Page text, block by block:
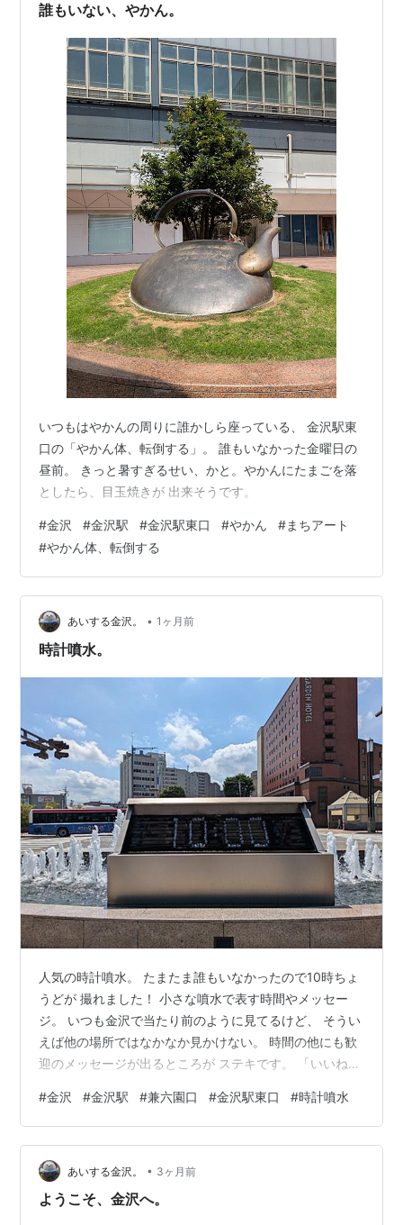
誰もいない、やかん。
いつもはやかんの周りに誰かしら座っている、 金沢駅東
口の「やかん体、転倒する」。 誰もいなかった金曜日の
昼前。 きっと暑すぎるせい、かと。やかんにたまごを落
としたら、目玉焼きが 出来そうです。
#金沢 #金沢駅 #金沢駅東口 #やかん #まちアート
#やかん体、転倒する
あいする金沢。 • 1ヶ月前
時計噴水。
人気の時計噴水。 たまたま誰もいなかったので10時ちょ
うどが 撮れました！ 小さな噴水で表す時間やメッセー
ジ。 いつも金沢で当たり前のように見てるけど、 そうい
えば他の場所ではなかなか見かけない。 時間の他にも歓
迎のメッセージが出るところが ステキです。 「いいね金
#金沢 #金沢駅 #兼六園口 #金沢駅東口 #時計噴水
あいする金沢。 • 3ヶ月前
ようこそ、金沢へ。